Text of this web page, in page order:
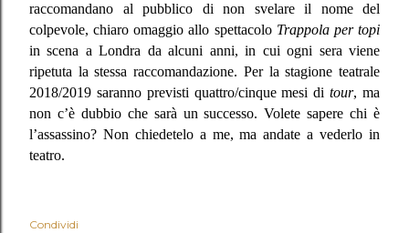
raccomandano al pubblico di non svelare il nome del
colpevole, chiaro omaggio allo spettacolo Trappola per topi
in scena a Londra da alcuni anni, in cui ogni sera viene
ripetuta la stessa raccomandazione. Per la stagione teatrale
2018/2019 saranno previsti quattro/cinque mesi ditour, ma
non c’è dubbio che sarà un successo. Volete sapere chi è
l’assassino? Non chiedetelo a me, ma andate a vederlo in
teatro.
Condividi